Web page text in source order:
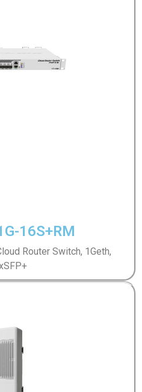
16S+RM
Router Switch, 1Geth,